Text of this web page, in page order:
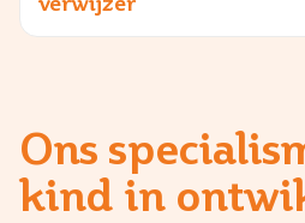
Ons
kind in